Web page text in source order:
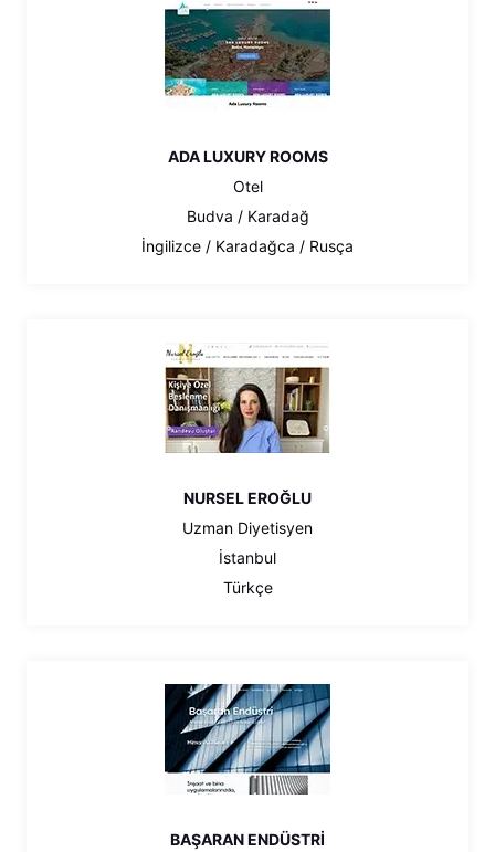
ADA LUXURY ROOMS
Otel
Budva / Karadağ
İngilizce / Karadağca / Rusça
NURSEL EROĞLU
Uzman Diyetisyen
İstanbul
Türkçe
BAŞARAN ENDÜSTRİ